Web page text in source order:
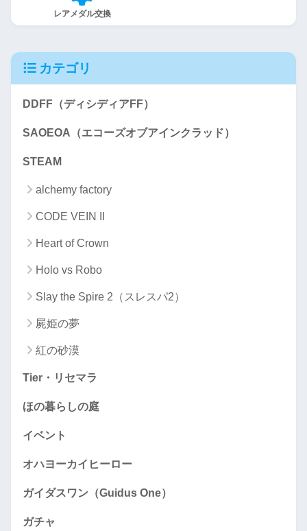
レアメダル交換
カテゴリ
DDFF（ディシディアFF）
SAOEOA（エコーズオブアインクラッド）
STEAM
alchemy factory
CODE VEIN II
Heart of Crown
Holo vs Robo
Slay the Spire 2（スレスパ2）
屍姫の夢
紅の砂漠
Tier・リセマラ
ほの暮らしの庭
イベント
オハヨーカイヒーロー
ガイダスワン（Guidus One）
ガチャ